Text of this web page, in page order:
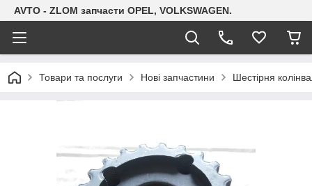
AVTO - ZLOM запчасти OPEL, VOLKSWAGEN.
Товари та послуги Нові запчастини Шестірня